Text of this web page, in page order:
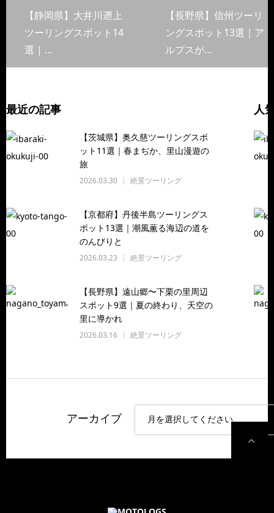
【静岡県】大井川遡上
ツーリングスポット14
選 | …
【長野県】信州ツーリ
ングスポット13選｜ア
ルプスが…
最近の記事
【茨城県】奥久慈ツーリングスポ
ット11選｜春まぢか、里山漫遊の
旅
2026.03.30 絶景ツーリング
【京都府】丹後半島ツーリングス
ポット13選｜潮風薫る海辺の道を
のんびりと
2026.03.23 絶景ツーリング
【長野県】遠山郷〜下栗の里周辺
スポット9選｜夏の終わり、天空の
里に導かれ
2026.03.16 絶景ツーリング
人
アーカイブ